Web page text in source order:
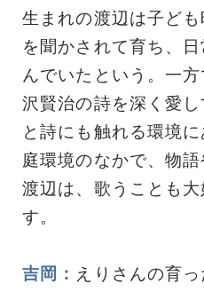
生まれの渡辺は子ど
を聞かされて育ち、
んでいたという。一
沢賢治の詩を深く愛
と詩にも触れる環境
庭環境のなかで、物
渡辺は、歌うことも
す。
吉岡： えりさんの育